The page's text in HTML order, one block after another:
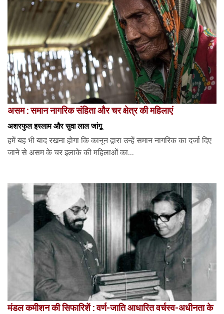
असम : समान नागरिक संहिता और चर क्षेत्र की महिलाएं
अशरफुल इस्लाम और सुवा लाल जांगू
हमें यह भी याद रखना होगा कि कानून द्वारा उन्हें समान नागरिक का दर्जा दिए
जाने से असम के चर इलाके की महिलाओं का...
मंडल कमीशन की सिफारिशें : वर्ण-जाति आधारित वर्चस्व-अधीनता के